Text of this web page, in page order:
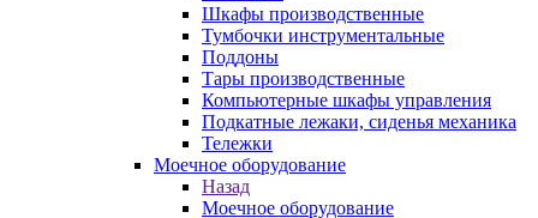
Шкафы производственные
Тумбочки инструментальные
Поддоны
Тары производственные
Компьютерные шкафы управления
Подкатные лежаки, сиденья механика
Тележки
Моечное оборудование
Назад
Моечное оборудование